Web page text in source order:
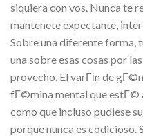
siquiera con vos. Nunca te
mantenete expectante,
Sobre una diferente forma,
una sobre esas cosas por
provecho. El varГіn de
fГ©mina mental que estГ©
como que incluso pudiese
porque nunca es codicioso.